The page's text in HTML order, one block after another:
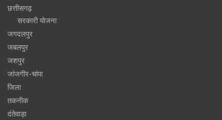
छत्तीसगढ़
सरकारी योजना
जगदलपुर
जबलपुर
जशपुर
जांजगीर-चांपा
जिला
तकनीक
दंतेवाड़ा